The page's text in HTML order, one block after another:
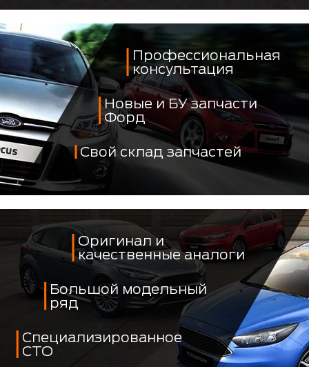
Профессиональная
консультация
Новые и БУ запчасти
Форд
Свой склад запчастей
Оригинал и
качественные аналоги
Большой модельный
ряд
Специализированное
СТО